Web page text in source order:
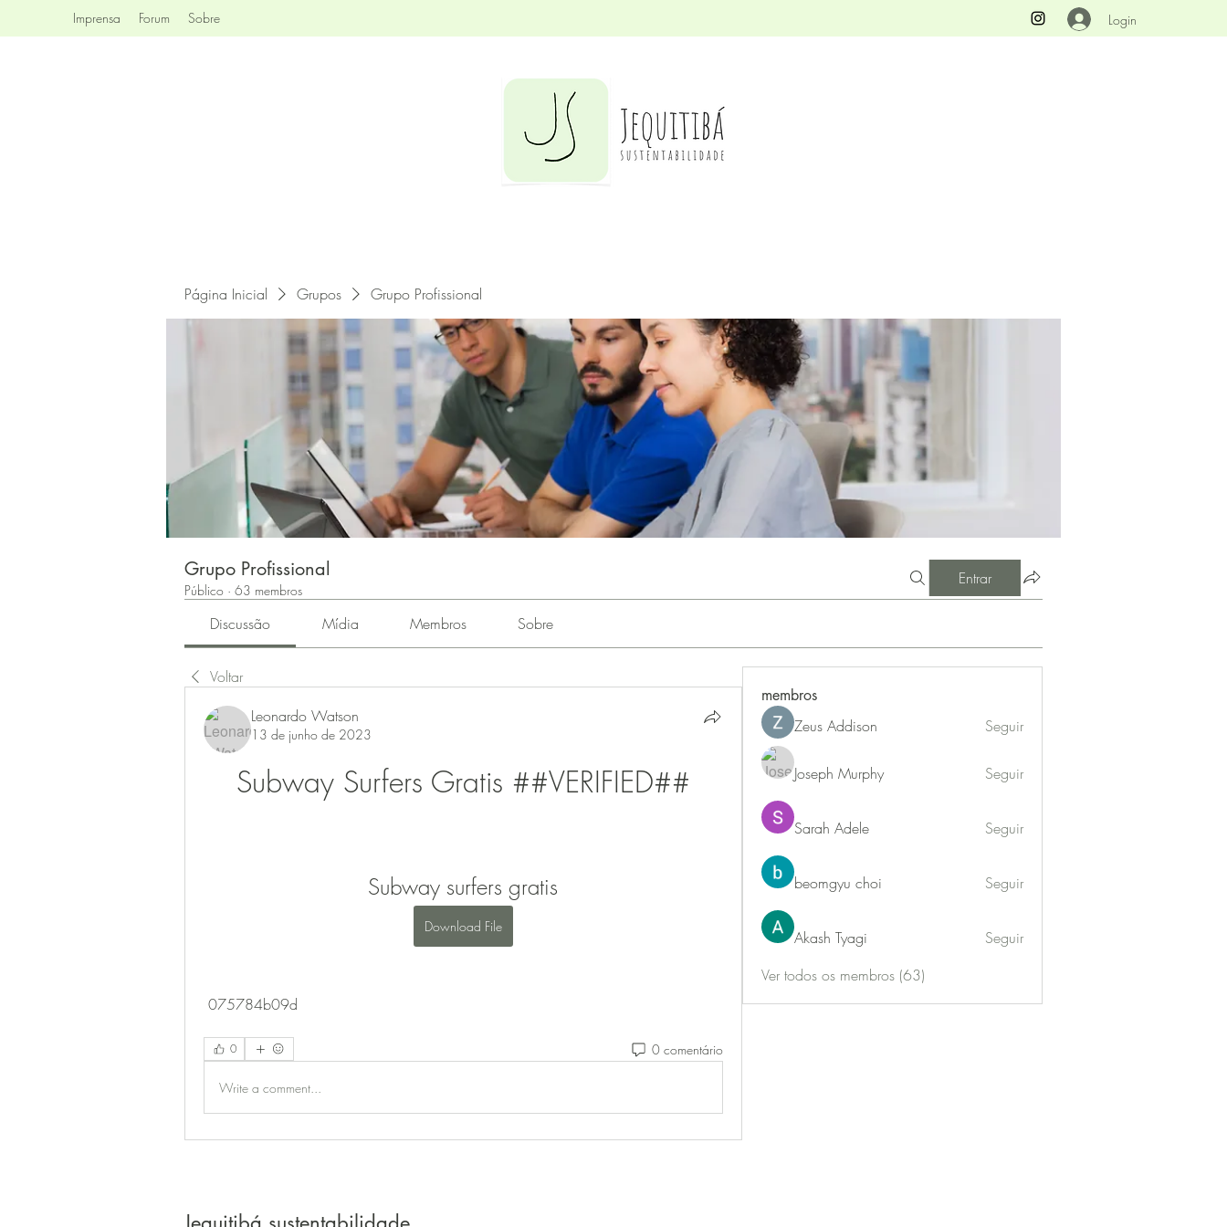
Imprensa Forum Sobre Login
Página Inicial Grupos Grupo Profissional
Grupo Profissional
Público · 63 membros
Entrar
Discussão Mídia Membros Sobre
Voltar
Leonardo Watson
13 de junho de 2023
Subway Surfers Gratis ##VERIFIED##
Subway surfers gratis
Download File
075784b09d
0 0 comentário
Write a comment...
membros
Zeus Addison Seguir
Joseph Murphy Seguir
Sarah Adele Seguir
beomgyu choi Seguir
Akash Tyagi
Seguir
Ver todos os membros (63)